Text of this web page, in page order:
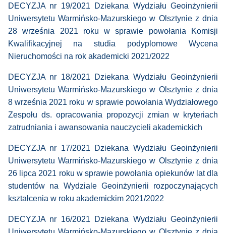
DECYZJA nr 19/2021 Dziekana Wydziału Geoinżynierii
Uniwersytetu Warmińsko-Mazurskiego w Olsztynie z dnia
28 września 2021 roku w sprawie powołania Komisji
Kwalifikacyjnej na studia podyplomowe Wycena
Nieruchomości na rok akademicki 2021/2022
DECYZJA nr 18/2021 Dziekana Wydziału Geoinżynierii
Uniwersytetu Warmińsko-Mazurskiego w Olsztynie z dnia
8 września 2021 roku w sprawie powołania Wydziałowego
Zespołu ds. opracowania propozycji zmian w kryteriach
zatrudniania i awansowania nauczycieli akademickich
DECYZJA nr 17/2021 Dziekana Wydziału Geoinżynierii
Uniwersytetu Warmińsko-Mazurskiego w Olsztynie z dnia
26 lipca 2021 roku w sprawie powołania opiekunów lat dla
studentów na Wydziale Geoinżynierii rozpoczynających
kształcenia w roku akademickim 2021/2022
DECYZJA nr 16/2021 Dziekana Wydziału Geoinżynierii